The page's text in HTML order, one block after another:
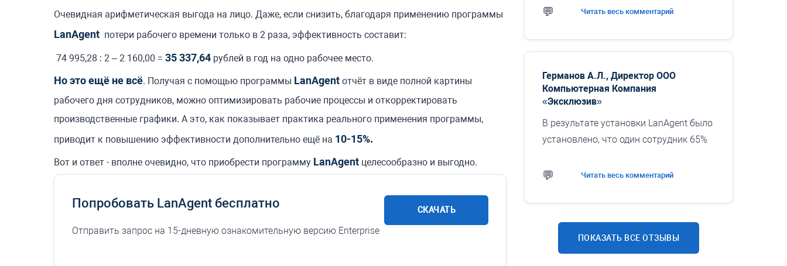
Очевидная арифметическая выгода на лицо. Даже, если снизить, благодаря применению программы
LanAgent потери рабочего времени только в 2 раза, эффективность составит:
74 995,28 : 2 – 2 160,00 = 35 337,64 рублей в год на одно рабочее место.
Но это ещё не всё. Получая с помощью программы LanAgent отчёт в виде полной картины
рабочего дня сотрудников, можно оптимизировать рабочие процессы и откорректировать
производственные графики. А это, как показывает практика реального применения программы,
приводит к повышению эффективности дополнительно ещё на 10-15%.
Вот и ответ - вполне очевидно, что приобрести программу LanAgent целесообразно и выгодно.
Попробовать LanAgent бесплатно
Отправить запрос на 15-дневную ознакомительную версию Enterprise
СКАЧАТЬ
компьютеров. Средства удаленного
Читать весь комментарий
Германов А.Л., Директор ООО
Компьютерная Компания
«Эксклюзив»
В результате установки LanAgent было
установлено, что один сотрудник 65%
занимаясь своими обязанностями. А
уделял только 73% времени своей
работе. Так же были обнаружены
любители посмотреть онлайн-видео.
Проведя воспитательную беседу, мы
Читать весь комментарий
ПОКАЗАТЬ ВСЕ ОТЗЫВЫ